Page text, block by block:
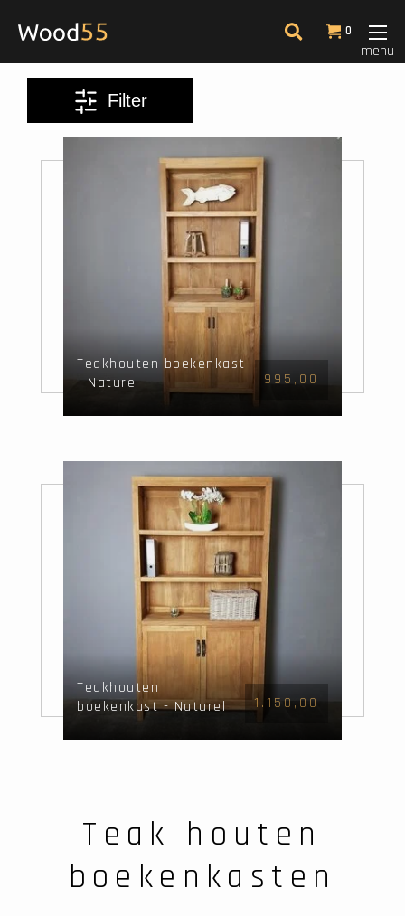
0
menu
Filter
Kleur
Filter
Teakhouten boekenkast
- Naturel -
995,00
Teakhouten
boekenkast - Naturel
- 115x40x215cm
1.150,00
Teak houten
boekenkasten